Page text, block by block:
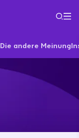
Die andere Meinung